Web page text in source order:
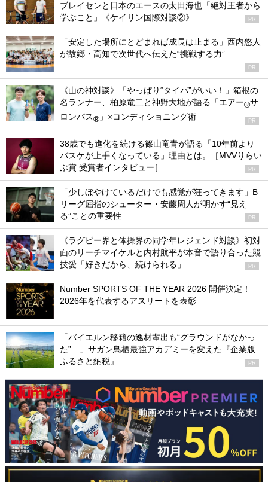
ブレイセンと日本のエースの太田海也「絶対王者から
学ぶこと」《ケイリン国際対談②》
PR
「安定した場所にとどまれば成長は止まる」西内悠人
が故郷・高知で次世代へ伝えた“挑戦する力”
PR
《山の神対談》「やっぱり“タイパ”がいい！」箱根の
名ランナー、柏原竜二と神野大地が語る「エアー®サ
ロンパス® 」×コンディショニング術 PR
38歳でも進化を続ける篠山竜青が語る「10年前より
バスケが上手くなっている」理由とは。［MVVりらい
ぶ賞 受賞者インタビュー］
PR
「少しぼやけているだけでも感覚が狂ってきます」B
リーグ屈指のシューター・安藤周人が明かす“見え
る”ことの重要性
PR
《ラグビー界と体操界の同学年レジェンド対談》初対
面のリーチマイケルと内村航平が本音で語り合った競
技愛「好きだから、続けられる」
PR
Number SPORTS OF THE YEAR 2026 開催決定！
2026年を代表するアスリートを表彰
「バイエルン移籍の逸材輩出も“グラウンドがなかっ
た”…」サガン鳥栖最強アカデミーを変えた『企業版
ふるさと納税』
PR